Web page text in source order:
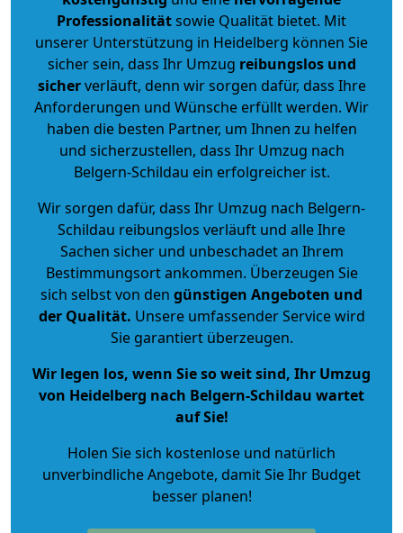
Professionalitätsowie Qualität bietet. Mit
unserer Unterstützung in Heidelberg können Sie
sicher sein, dass Ihr Umzug reibungslos und
sicherverläuft, denn wir sorgen dafür, dass Ihre
Anforderungen und Wünsche erfüllt werden. Wir
haben die besten Partner, um Ihnen zu helfen
und sicherzustellen, dass Ihr Umzug nach
Belgern-Schildau ein erfolgreicher ist.
Wir sorgen dafür, dass Ihr Umzug nach Belgern-
Schildau reibungslos verläuft und alle Ihre
Sachen sicher und unbeschadet an Ihrem
Bestimmungsort ankommen. Überzeugen Sie
sich selbst von den günstigen Angeboten und
der Qualität. Unsere umfassender Service wird
Sie garantiert überzeugen.
Wir legen los, wenn Sie so weit sind, Ihr Umzug
von Heidelberg nach Belgern-Schildau wartet
auf Sie!
Holen Sie sich kostenlose und natürlich
unverbindliche Angebote, damit Sie Ihr Budget
besser planen!